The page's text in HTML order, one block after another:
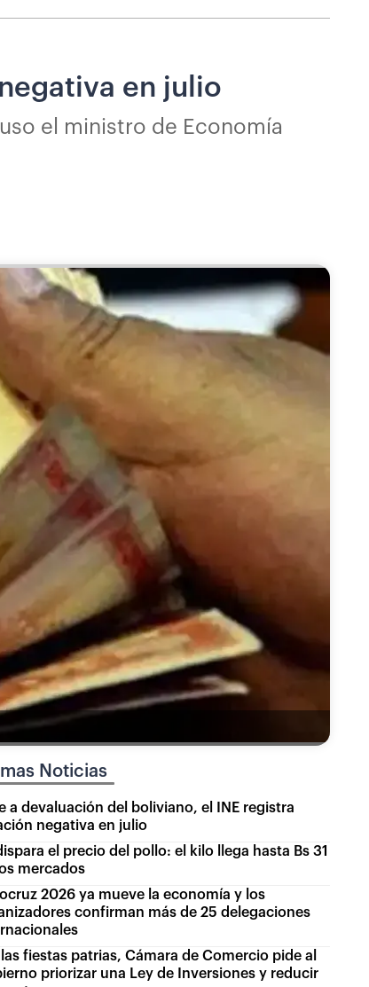
en julio
el ministro de Economía
Noticias
a devaluación del boliviano, el INE registra
negativa en julio
el precio del pollo: el kilo llega hasta Bs 31
mercados
2026 ya mueve la economía y los
confirman más de 25 delegaciones
las fiestas patrias, Cámara de Comercio pide al
priorizar una Ley de Inversiones y reducir